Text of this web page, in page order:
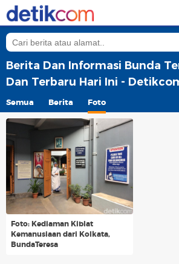
Berita Dan Informasi Bunda
Dan Terbaru Hari Ini -
Semua Berita Foto
Foto: Kediaman Kiblat
Kemanusiaan dari Kolkata,
BundaTeresa